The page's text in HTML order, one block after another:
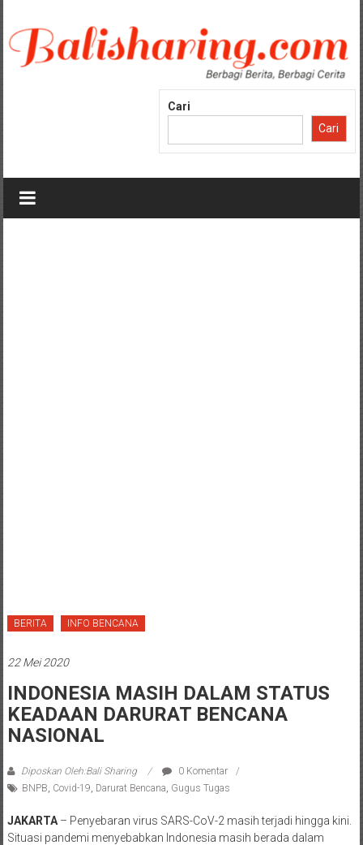
konten
Cari
Cari
BERITA INFO BENCANA
22 Mei 2020
INDONESIA MASIH DALAM STATUS
KEADAAN DARURAT BENCANA
NASIONAL
Diposkan Oleh:Bali Sharing
0 Komentar
BNPB, Covid-19, Darurat Bencana, Gugus Tugas
JAKARTA– Penyebaran virus SARS-CoV-2 masih terjadi hingga kini.
Situasi pandemi menyebabkan Indonesia masih berada dalam